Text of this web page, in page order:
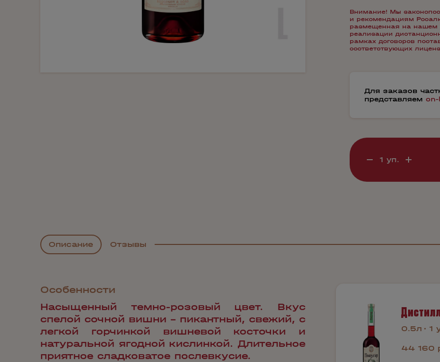
Внимание! Мы
и рекомендациям
размещенная на нашем
реализации
рамках договоров
соответствующих
Для заказов
представляем on-
0.5л 1
44 160
Описание Отзывы
Особенности
Насыщенный темно-розовый цвет. Вкус
спелой сочной вишни - пикантный, свежий, с
легкой горчинкой вишневой косточки и
натуральной ягодной кислинкой. Длительное
приятное сладковатое послевкусие.